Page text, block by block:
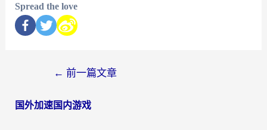
Spread the love
← 前一篇文章
国外加速国内游戏